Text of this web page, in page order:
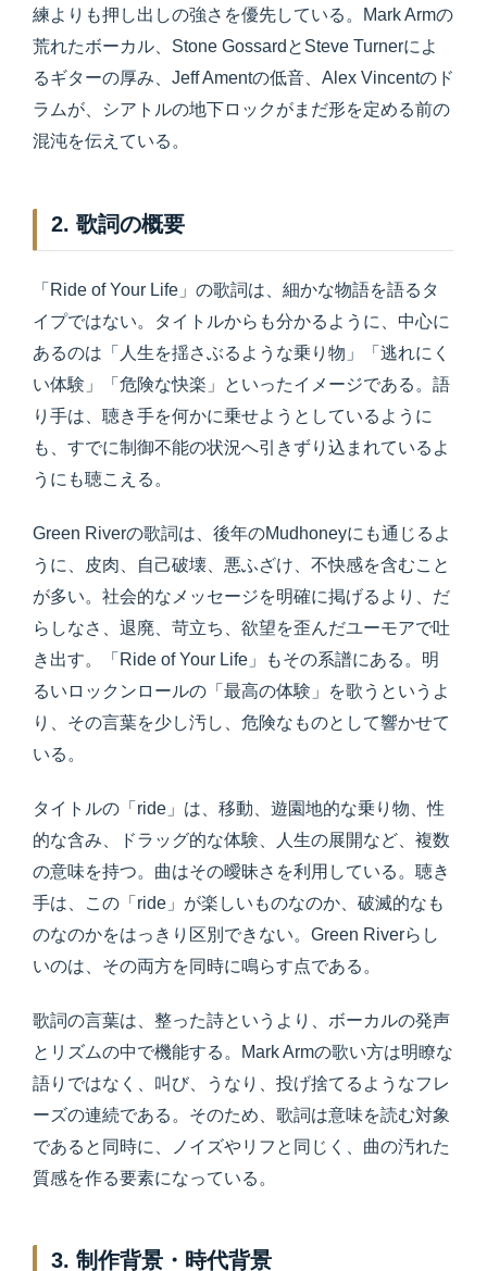
練よりも押し出しの強さを優先している。Mark Armの
荒れたボーカル、Stone GossardとSteve Turnerによ
るギターの厚み、Jeff Amentの低音、Alex Vincentのド
ラムが、シアトルの地下ロックがまだ形を定める前の
混沌を伝えている。
2. 歌詞の概要
「Ride of Your Life」の歌詞は、細かな物語を語るタ
イプではない。タイトルからも分かるように、中心に
あるのは「人生を揺さぶるような乗り物」「逃れにく
い体験」「危険な快楽」といったイメージである。語
り手は、聴き手を何かに乗せようとしているように
も、すでに制御不能の状況へ引きずり込まれているよ
うにも聴こえる。
Green Riverの歌詞は、後年のMudhoneyにも通じるよ
うに、皮肉、自己破壊、悪ふざけ、不快感を含むこと
が多い。社会的なメッセージを明確に掲げるより、だ
らしなさ、退廃、苛立ち、欲望を歪んだユーモアで吐
き出す。「Ride of Your Life」もその系譜にある。明
るいロックンロールの「最高の体験」を歌うというよ
り、その言葉を少し汚し、危険なものとして響かせて
いる。
タイトルの「ride」は、移動、遊園地的な乗り物、性
的な含み、ドラッグ的な体験、人生の展開など、複数
の意味を持つ。曲はその曖昧さを利用している。聴き
手は、この「ride」が楽しいものなのか、破滅的なも
のなのかをはっきり区別できない。Green Riverらし
いのは、その両方を同時に鳴らす点である。
歌詞の言葉は、整った詩というより、ボーカルの発声
とリズムの中で機能する。Mark Armの歌い方は明瞭な
語りではなく、叫び、うなり、投げ捨てるようなフレ
ーズの連続である。そのため、歌詞は意味を読む対象
であると同時に、ノイズやリフと同じく、曲の汚れた
質感を作る要素になっている。
3. 制作背景・時代背景